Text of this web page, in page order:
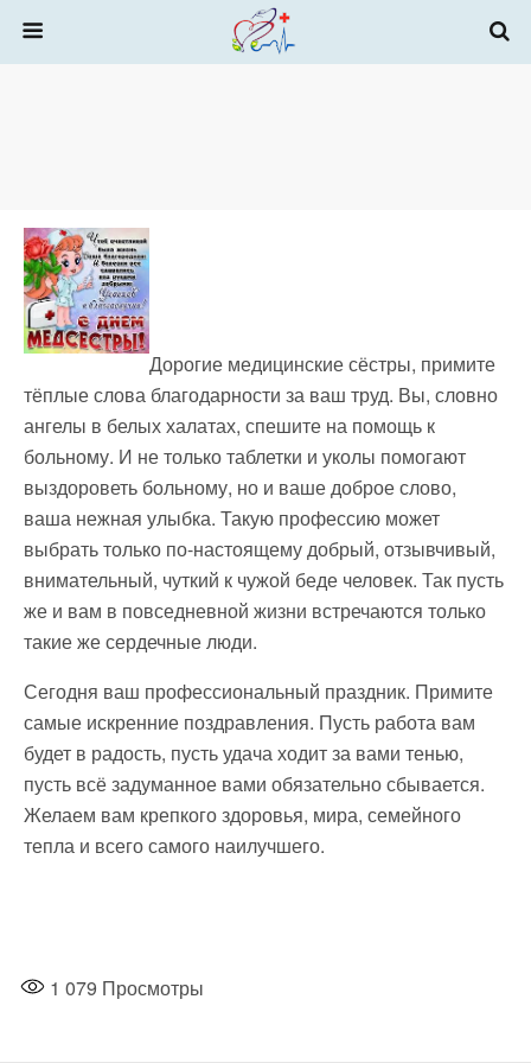
Дорогие медицинские сёстры, примите
тёплые слова благодарности за ваш труд. Вы, словно
ангелы в белых халатах, спешите на помощь к
больному. И не только таблетки и уколы помогают
выздороветь больному, но и ваше доброе слово,
ваша нежная улыбка. Такую профессию может
выбрать только по-настоящему добрый, отзывчивый,
внимательный, чуткий к чужой беде человек. Так пусть
же и вам в повседневной жизни встречаются только
такие же сердечные люди.
Сегодня ваш профессиональный праздник. Примите
самые искренние поздравления. Пусть работа вам
будет в радость, пусть удача ходит за вами тенью,
пусть всё задуманное вами обязательно сбывается.
Желаем вам крепкого здоровья, мира, семейного
тепла и всего самого наилучшего.
1 079 Просмотры